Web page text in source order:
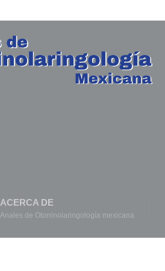
ACERCA DE
Anales de Otorrinolaringología mexicana